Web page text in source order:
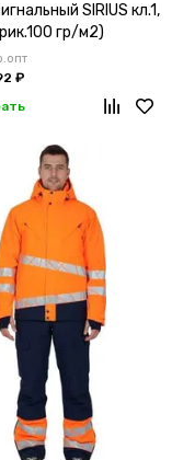
SIRIUS кл.1,
гр/м2)
₽